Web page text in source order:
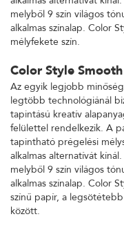
melyből 9 szín világos
alkalmas színalap. Color
mélyfekete szín.
Color Style
Az egyik legjobb
legtöbb technológiánál
tapintású kreatív
felülettel rendelkezik. A
tapintható prégelési
alkalmas alternatívát
melyből 9 szín világos
alkalmas színalap. Color
színű papír, a
között.